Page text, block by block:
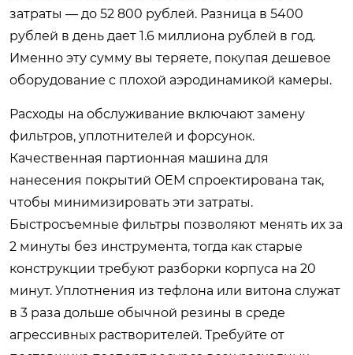
затраты — до 52 800 рублей. Разница в 5400
рублей в день дает 1.6 миллиона рублей в год.
Именно эту сумму вы теряете, покупая дешевое
оборудование с плохой аэродинамикой камеры.
Расходы на обслуживание включают замену
фильтров, уплотнителей и форсунок.
Качественная партионная машина для
нанесения покрытий OEM спроектирована так,
чтобы минимизировать эти затраты.
Быстросъемные фильтры позволяют менять их за
2 минуты без инструмента, тогда как старые
конструкции требуют разборки корпуса на 20
минут. Уплотнения из тефлона или витона служат
в 3 раза дольше обычной резины в среде
агрессивных растворителей. Требуйте от